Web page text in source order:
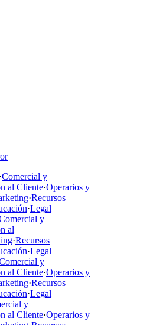
·Comercial y
al Cliente·Operarios y
·Recursos
·Legal
y
al
·Recursos
·Legal
y
al Cliente·Operarios y
·Recursos
·Legal
y
al Cliente·Operarios y